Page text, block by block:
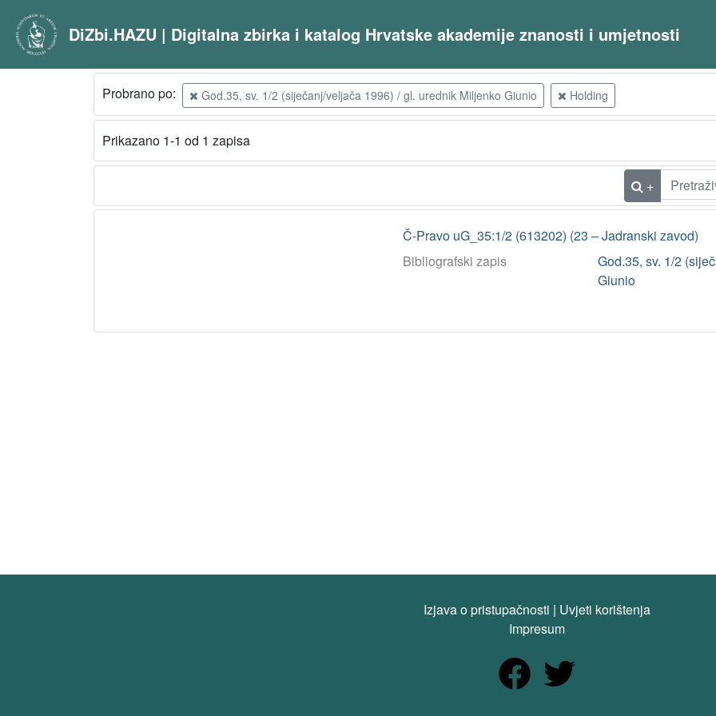
DiZbi.HAZU | Digitalna zbirka i katalog Hrvatske akademije znanosti i umjetnosti
Probrano po: God.35, sv. 1/2 (siječanj/veljača 1996) / gl. urednik Miljenko Giunio Holding
Prikazano 1-1 od 1 zapisa
+
Č-Pravo uG_35:1/2 (613202) (23 – Jadranski zavod)
Bibliografski zapis
God.35, sv. 1/2
Giunio
Izjava o pristupačnosti | Uvjeti korištenja
Impresum